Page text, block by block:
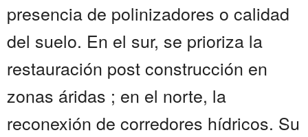
presencia de polinizadores o calidad
del suelo. En el sur, se prioriza la
restauración post construcción en
zonas áridas ; en el norte, la
reconexión de corredores hídricos. Su